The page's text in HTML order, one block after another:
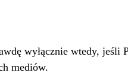
wyłącznie wtedy,
mediów.